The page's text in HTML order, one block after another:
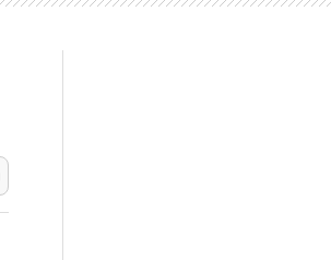
조까지, 상승...호실적 보고 기업 상승세 뚜렷
인 '사파리' 공격… 시민들 공포감 극대화 전략
리지 위험수위…숨은 차입이 더 큰 변수"
…대응 1단계 진압 중
야, 경쟁상대 中과 비교해야"